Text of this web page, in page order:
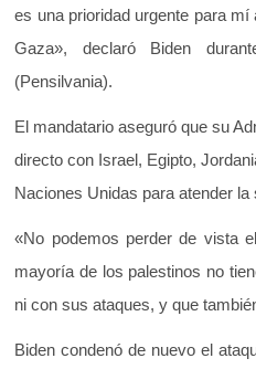
es una prioridad urgente para
Gaza», declaró Biden
(Pensilvania).
El mandatario aseguró que su
directo con Israel, Egipto,
Naciones Unidas para atender la
«No podemos perder de vista
mayoría de los palestinos no
ni con sus ataques, y que
Biden condenó de nuevo el